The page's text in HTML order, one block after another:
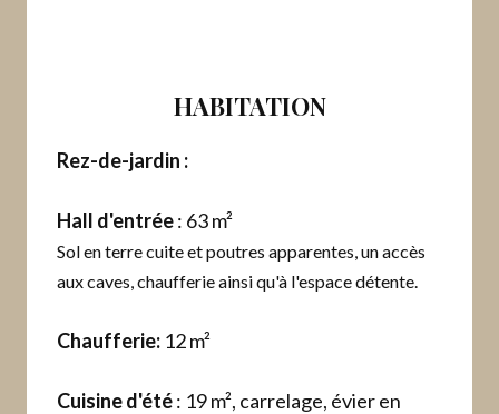
HABITATION
Rez-de-jardin :
Hall d'entrée: 63 m²
Sol en terre cuite et poutres apparentes, un accès
aux caves, chaufferie ainsi qu'à l'espace détente.
Chaufferie: 12 m²
Cuisine d'été: 19 m², carrelage, évier en